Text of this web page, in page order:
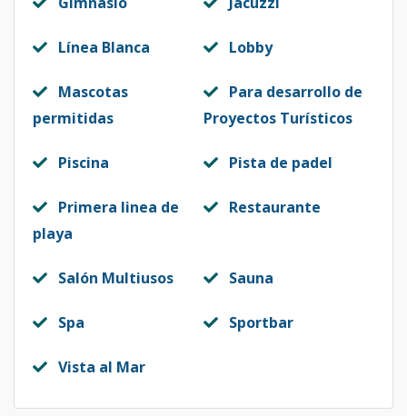
Línea Blanca Lobby
Mascotas
permitidas
Para desarrollo de
Proyectos Turísticos
Piscina Pista de padel
Primera linea de
playa
Restaurante
Salón Multiusos Sauna
Spa Sportbar
Vista al Mar